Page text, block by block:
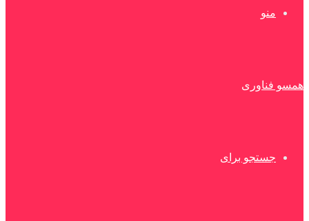
منو
همسو فناوری
جستجو برای